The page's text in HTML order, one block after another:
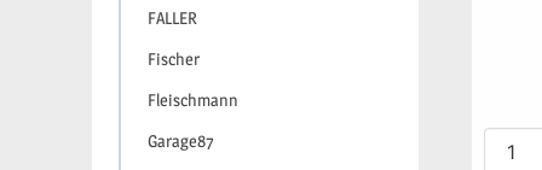
FALLER
Fischer
Fleischmann
Garage87